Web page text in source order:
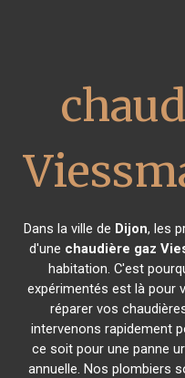
Dans la ville de Dijon, les
d'une chaudière gaz
habitation. C'est
expérimentés est là pour
réparer vos
intervenons rapidement
ce soit pour une panne
annuelle. Nos plombiers